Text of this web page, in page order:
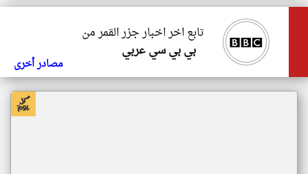
تابع اخر اخبار جزر القمر من
بي بي سي عربي
مصادر أخرى